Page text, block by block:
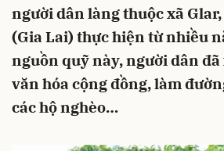
người dân làng thuộc xã
(Gia Lai) thực hiện từ nhiều
nguồn quỹ này, người dân
văn hóa cộng đồng, làm
các hộ nghèo…